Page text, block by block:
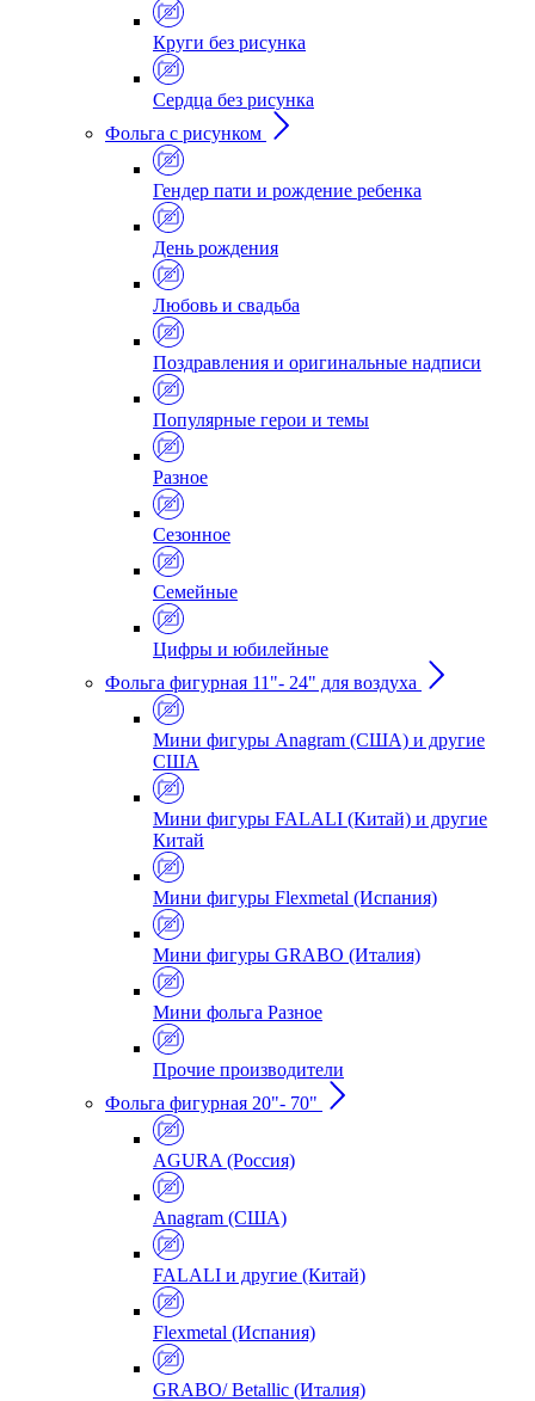
Круги без рисунка
Сердца без рисунка
Фольга с рисунком
Гендер пати и рождение ребенка
День рождения
Любовь и свадьба
Поздравления и оригинальные надписи
Популярные герои и темы
Разное
Сезонное
Семейные
Цифры и юбилейные
Фольга фигурная 11"- 24" для воздуха
Мини фигуры Anagram (США) и другие
США
Мини фигуры FALALI (Китай) и другие
Китай
Мини фигуры Flexmetal (Испания)
Мини фигуры GRABO (Италия)
Мини фольга Разное
Прочие производители
Фольга фигурная 20"- 70"
AGURA (Россия)
Anagram (США)
FALALI и другие (Китай)
Flexmetal (Испания)
GRABO/ Betallic (Италия)